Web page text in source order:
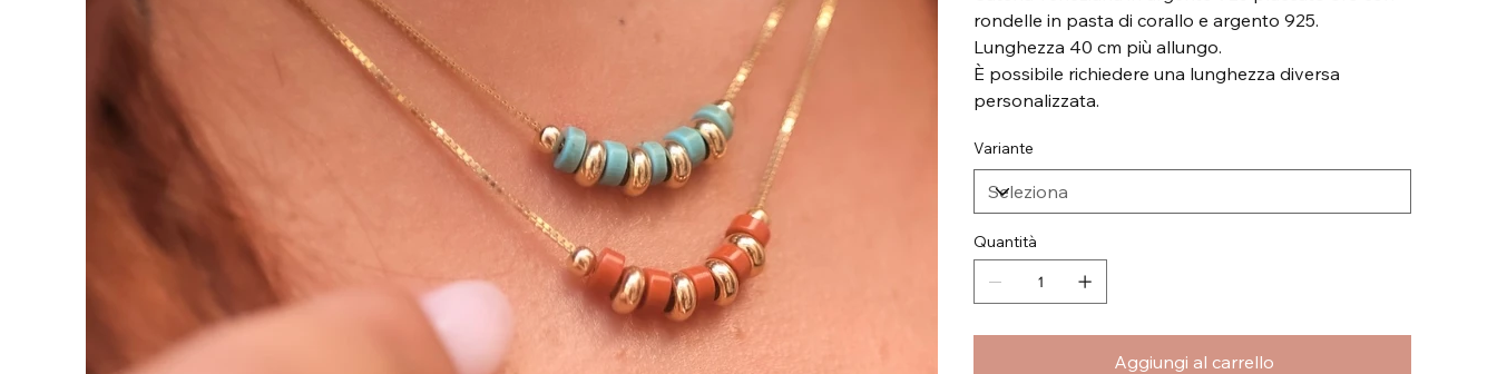
rondelle in pasta di corallo e argento 925.
Lunghezza 40 cm più allungo.
È possibile richiedere una lunghezza diversa
personalizzata.
Variante
Quantità
Aggiungi al carrello